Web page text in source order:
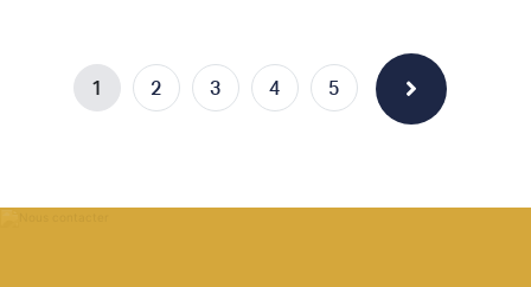
1 2 3 4 5